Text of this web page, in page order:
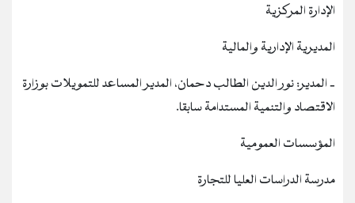
الإدارة المركزية
المديرية الإدارية والمالية
‐ المدير: نور الدين الطالب دحمان، المدير المساعد للتمويلات بوزارة
الاقتصاد والتنمية المستدامة سابقا.
المؤسسات العمومية
مدرسة الدراسات العليا للتجارة